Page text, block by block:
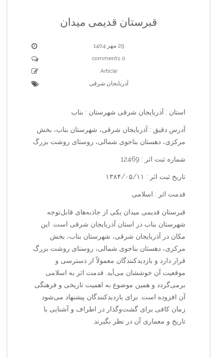
قبرستان قدیمی میدان
29 مهر 1404
0 comments
Article
آذربایجان شرقی
استان : آذربایجان شرقی شهرستان : بناب
آدرس دقیق : آذربایجان شرقی، شهرستان بناب، بخش
مرکزی، دهستان بناجوی شمالی، روستای روشت بزرگ
شماره ثبت اثر : 12469
تاریخ ثبت اثر : ۱۳۸۴/۰۵/۱۱
قدمت اثر : اسلامی
قبرستان قدیمی میدان یکی از جاذبه‌های قابل‌توجه
شهرستان بناب در استان آذربایجان شرقی است. این
مکان در آذربایجان شرقی، شهرستان بناب، بخش
مرکزی، دهستان بناجوی شمالی، روستای روشت بزرگ
قرار دارد و بازدیدکنندگان معمولاً از دسترسی و
موقعیت آن خوششان می‌آید. قدمت اثر به اسلامی
برمی‌گردد و همین موضوع به اهمیت تاریخی و فرهنگی
آن افزوده است. برای بازدیدکنندگان پیشنهاد می‌شود
زمان کافی برای گشت‌وگذار در اطراف و آشنایی با
تاریخ و معماری آن در نظر بگیرند.